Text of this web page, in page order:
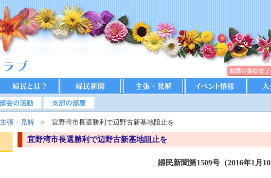
主張・見解 > 宜野湾市長選勝利で辺野古新基地阻止を
宜野湾市長選勝利で辺野古新基地阻止を
婦民新聞第1509号（2016年1月10